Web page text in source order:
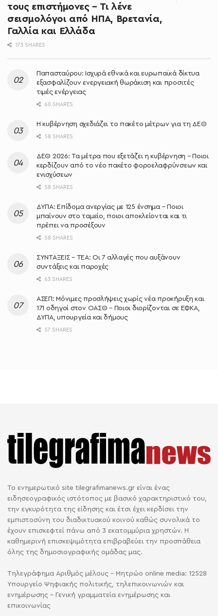
τους επιστήμονες – Τι λένε
σεισμολόγοι από ΗΠΑ, Βρετανία,
Γαλλία και Ελλάδα
173 SHARES
Παπασταύρου: Ισχυρά εθνικά και ευρωπαϊκά δίκτυα
εξασφαλίζουν ενεργειακή θωράκιση και προσιτές
τιμές ενέργειας
60 SHARES
Η κυβέρνηση σχεδιάζει το πακέτο μέτρων για τη ΔΕΘ
58 SHARES
ΔΕΘ 2026: Τα μέτρα που εξετάζει η κυβέρνηση – Ποιοι
κερδίζουν από το νέο πακέτο φοροελαφρύνσεων και
ενισχύσεων
58 SHARES
ΔΥΠΑ: Επίδομα ανεργίας με 125 ένσημα – Ποιοι
μπαίνουν στο ταμείο, ποιοι αποκλείονται και τι
πρέπει να προσέξουν
58 SHARES
ΣΥΝΤΑΞΕΙΣ – ΤΕΑ: Οι 7 αλλαγές που αυξάνουν
συντάξεις και παροχές
63 SHARES
ΑΣΕΠ: Μόνιμες προσλήψεις χωρίς νέα προκήρυξη και
171 οδηγοί στον ΟΑΣΘ – Ποιοι διορίζονται σε ΕΦΚΑ,
ΔΥΠΑ, υπουργεία και δήμους
57 SHARES
Το ενημερωτικό site tilegrafimanews.gr είναι ένας
ειδησεογραφικός ιστότοπος με βασικό χαρακτηριστικό του,
την εγκυρότητα της είδησης και έτσι έχει κερδίσει την
εμπιστοσύνη του διαδικτυακού κοινού καθώς συνολικά το
έχουν επισκεφτεί πάνω από 3 εκατομμύρια χρηστών. Η
καθημερινή επισκεψιμότητα επιβραβεύει την προσπάθεια
όλης της δημοσιογραφικής ομάδας μας.
Τηλεγράφημα Αριθμός μέλους - Μητρώο online media: 12528
Υπουργείο Ψηφιακής πολιτικής, τηλεπικοινωνιών και
ενημέρωσης - Γενική γραμματεία ενημέρωσης και
επικοινωνίας